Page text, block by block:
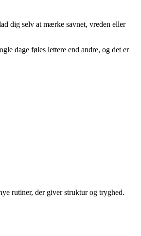
dig selv at mærke savnet, vreden eller
dage føles lettere end andre, og det er
rutiner, der giver struktur og tryghed.